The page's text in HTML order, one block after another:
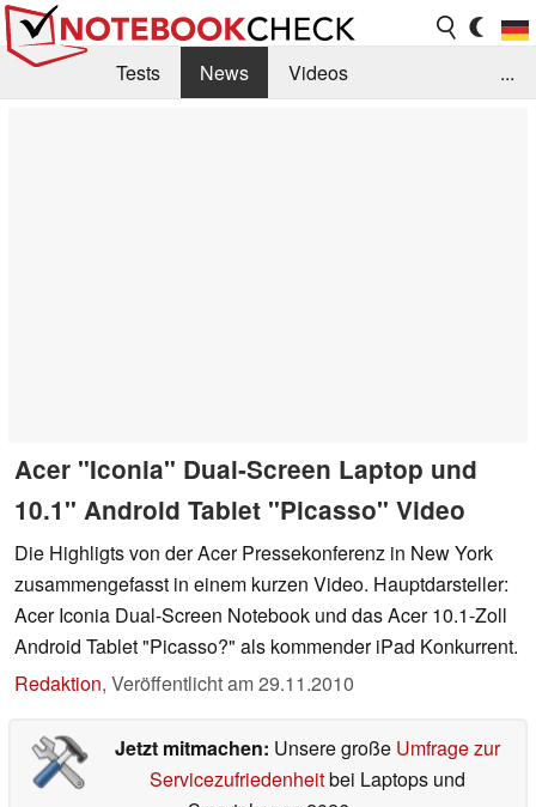
Tests News
Videos
...
Acer "Iconia" Dual-Screen Laptop und
10.1" Android Tablet "Picasso" Video
Die Highligts von der Acer Pressekonferenz in New York
zusammengefasst in einem kurzen Video. Hauptdarsteller:
Acer Iconia Dual-Screen Notebook und das Acer 10.1-Zoll
Android Tablet "Picasso?" als kommender iPad Konkurrent.
Redaktion, Veröffentlicht am29.11.2010
Jetzt mitmachen: Unsere große Umfrage zur
Servicezufriedenheitbei Laptops und